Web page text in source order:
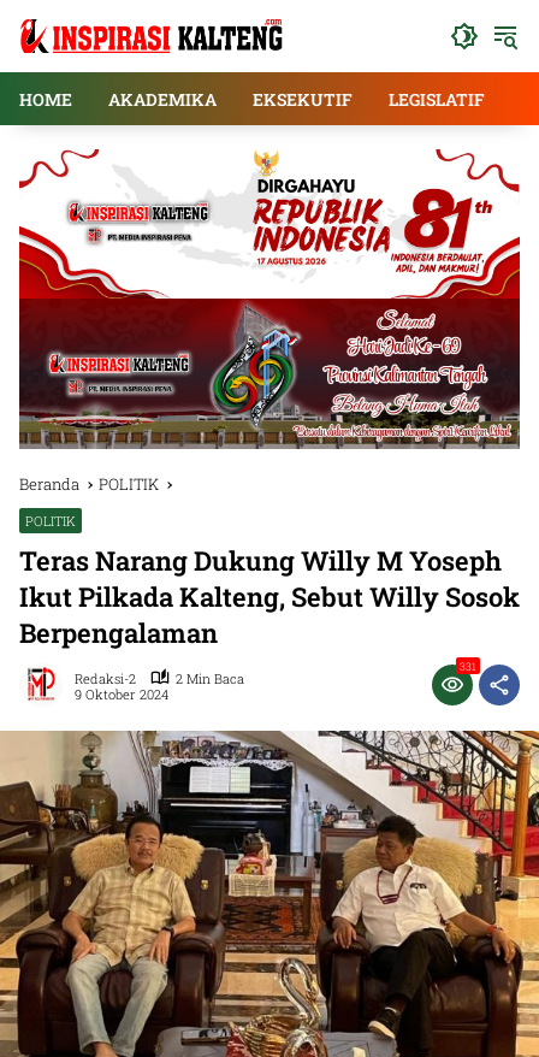
HOME
AKADEMIKA EKSEKUTIF LEGISLATIF
Beranda POLITIK
POLITIK
Teras Narang Dukung Willy M Yoseph
Ikut Pilkada Kalteng, Sebut Willy Sosok
Berpengalaman
Redaksi-2
2 Min Baca
9 Oktober 2024
331